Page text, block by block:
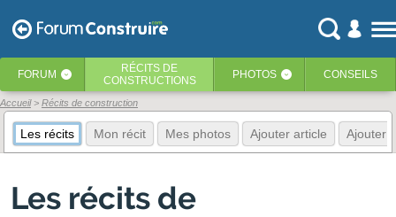
FORUM ‹ RÉCITS DE
CONSTRUCTIONS
PHOTOS ‹ CONSEILS
Accueil Récits de construction
Les récits Mon récit Mes photos Ajouter article Ajouter
Les récits de